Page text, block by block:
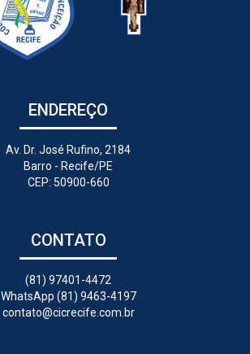
ENDEREÇO
Av. Dr. José Rufino, 2184
Barro - Recife/PE
CEP: 50900-660
CONTATO
(81) 97401-4472
WhatsApp (81) 9463-4197
contato@cicrecife.com.br